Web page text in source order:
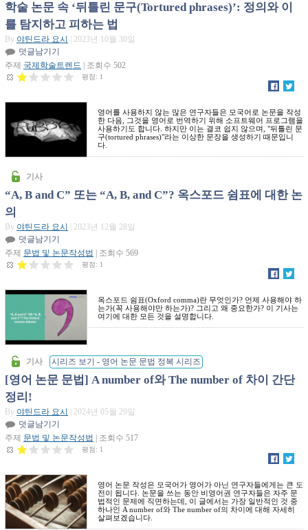
학술 논문 속 ‘뒤틀린 문구(Tortured phrases)’: 정의와 이
를 탐지하고 피하는 법
By 야틴드라 요시
| 2023년 10월 30일
덧글남기기
주제 국제학술트렌드 | 조회수 502
평점: 1
영어를 사용하지 않는 많은 연구자들은 모국어로 논문을 작성
한 다음, 그것을 영어로 번역하기 위해 소프트웨어 프로그램을
사용하기도 합니다. 하지만 이는 결코 쉽지 않으며, "뒤틀린 문
구(tortured phrases)"라는 이상한 문장을 생성하기 때문입니
다.
기사
“A, B and C” 또는 “A, B, and C”? 옥스포드 쉼표에 대한 논
의
By 야틴드라 요시
| 2023년 12월 28일
덧글남기기
주제 문법 및 논문작성법 | 조회수 569
평점: 1
옥스포드 쉼표(Oxford comma)란 무엇인가? 언제 사용해야 하
는가(꼭 사용해야만 하는가)? 그리고 왜 중요한가? 이 기사는
여기에 대한 모든 것을 설명합니다.
기사 시리즈 보기 - 영어 논문 문법 정복 시리즈
[영어 논문 문법] A number of와 The number of 차이 간단
정리!
By 야틴드라 요시 | 2024년 05월 29일
덧글남기기
주제 문법 및 논문작성법 | 조회수 517
평점: 1
영어 논문 작성은 모국어가 영어가 아닌 연구자들에게는 큰 도
전이 됩니다. 논문을 쓰는 동안 비영어권 연구자들은 자주 문
법적인 문제에 직면하는데, 이 글에서는 가장 일반적인 것 중
하나인 A number of와 The number of의 차이에 대해 자세히
살펴보겠습니다.